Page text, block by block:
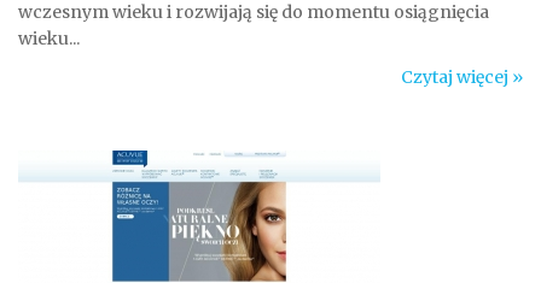
wczesnym wieku i rozwijają się do momentu osiągnięcia
wieku...
Czytaj więcej »